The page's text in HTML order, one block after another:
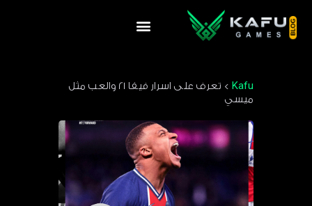
Kafu
>
تعرف على اسرار فيفا 21 والعب مثل
ميسي